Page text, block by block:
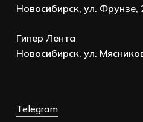
Новосибирск, ул. Фрунзе,
Гипер Лента
Новосибирск, ул.
Telegram